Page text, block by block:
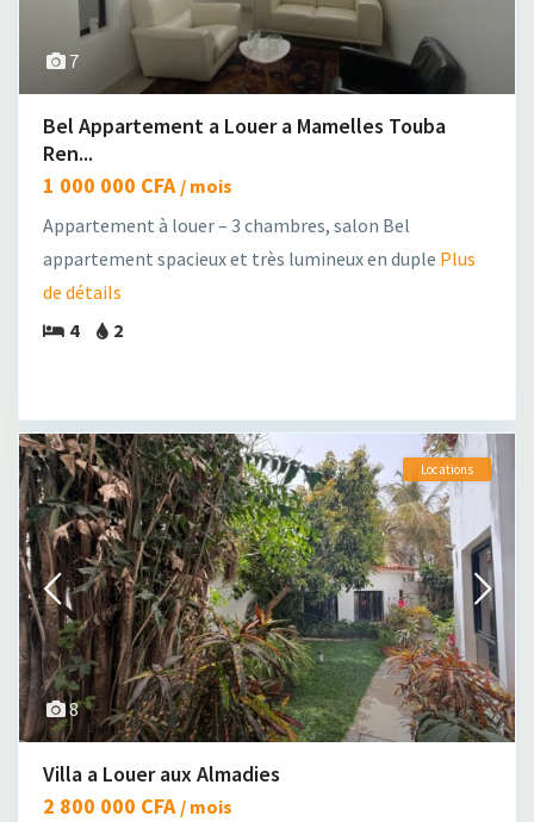
7
Bel Appartement a Louer a Mamelles Touba
Ren...
1 000 000 CFA / mois
Appartement à louer – 3 chambres, salon Bel
appartement spacieux et très lumineux en duple Plus
de détails
4
2
8
Locations
Villa a Louer aux Almadies
2 800 000 CFA / mois